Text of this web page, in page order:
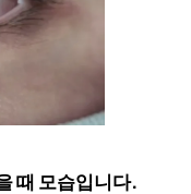
때 모습입니다.